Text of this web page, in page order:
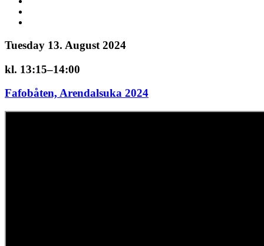
Tuesday 13. August 2024
kl. 13:15–14:00
Fafobåten, Arendalsuka 2024